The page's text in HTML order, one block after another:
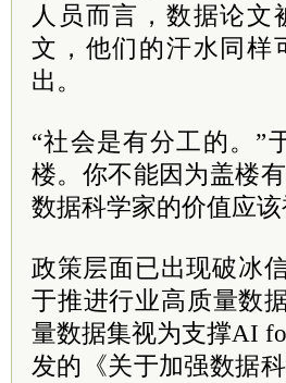
人员而言，数据论
文，他们的汗水同样
出。
“社会是有分工的。”
楼。你不能因为盖楼
数据科学家的价值应
政策层面已出现破冰
于推进行业高质量数
量数据集视为支撑AI
发的《关于加强数据